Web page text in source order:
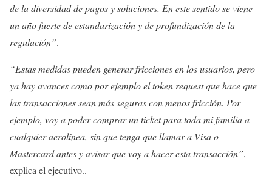
de la diversidad de pagos y soluciones. En este sentido se viene
un año fuerte de estandarización y de profundización de la
regulación”.
“Estas medidas pueden generar fricciones en los usuarios, pero
ya hay avances como por ejemplo el token request que hace que
las transacciones sean más seguras con menos fricción. Por
ejemplo, voy a poder comprar un ticket para toda mi familia a
cualquier aerolínea, sin que tenga que llamar a Visa o
Mastercard antes y avisar que voy a hacer esta transacción”,
explica el ejecutivo..